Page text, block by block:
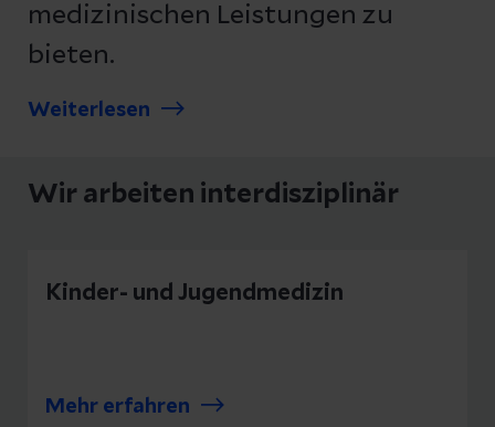
medizinischen Leistungen zu
bieten.
Weiterlesen
Wir arbeiten interdisziplinär
Kinder- und Jugendmedizin
Mehr erfahren